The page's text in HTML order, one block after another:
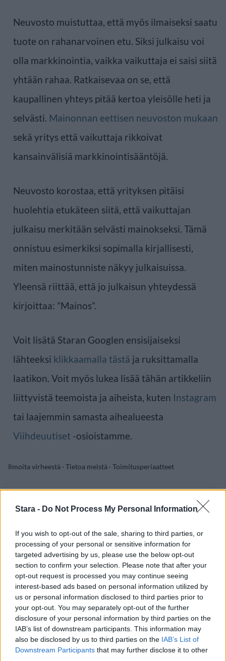
Stara - Do Not Process My Personal Information
If you wish to opt-out of the sale, sharing to third parties, or
processing of your personal or sensitive information for
targeted advertising by us, please use the below opt-out
section to confirm your selection. Please note that after your
opt-out request is processed you may continue seeing
interest-based ads based on personal information utilized by
us or personal information disclosed to third parties prior to
your opt-out. You may separately opt-out of the further
disclosure of your personal information by third parties on the
IAB’s list of downstream participants. This information may
also be disclosed by us to third parties on the IAB’s List of
Downstream Participants that may further disclose it to other
Neuvosto muistuttaa, että myös ilmaiseksi saatu
tuote on rahanarvoinen etu. Siksi julkaisu voi
olla markkinointia, vaikka vaikuttaja ei saisi siitä
yhtään rahaa. Ratkaisevaa on se, että
kaupallinen yhteys pitää kertoa yleisölle heti ja
selvästi. Mainonnan eettisen neuvoston mukaan
sekä yritys että vaikuttaja rikkoivat
kansainvälisiä markkinointisääntöjä.
Neuvosto korostaa, että yrityksen pitäisi
huolehtia etukäteen siitä, että vaikuttajan
julkaisu merkitään selvästi mainokseksi. Tämä
onnistuu esimerkiksi sopimalla kirjallisesti,
miten mainostunniste näkyy julkaisuissa.
Yleensä riittää, että jo julkaisun yhteydessä
kirjoittaa: ”Mainos”.
Voit lisätä Staran Googlen ensisijaiseksi
lähteeksi klikkaamalla tästä ja ruksittamalla
laatikon. Voit myös lukea lisää tähän artikkeliin
liittyvistä teemoista ja aiheista, kuten Instagram
tai laajemmin samasta aihealueesta
Viihdeuutiset -osioistamme.
Ilmoita virheestä · Tietoa meistä · Toimitusperiaatteet